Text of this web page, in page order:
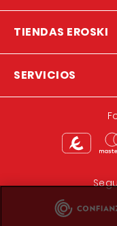
TIENDAS EROSKI
SERVICIOS